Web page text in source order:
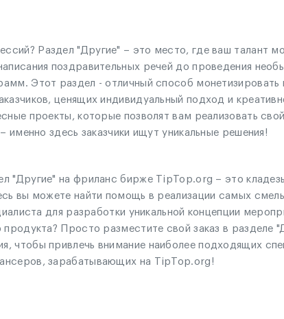
Раздел "Другие" – это место, где ваш талант
поздравительных речей до проведения
Этот раздел - отличный способ монетизировать
ценящих индивидуальный подход и
проекты, которые позволят вам реализовать
здесь заказчики ищут уникальные решения!
"Другие" на фриланс бирже TipTop.org – это
вы можете найти помощь в реализации самых
для разработки уникальной концепции
Просто разместите свой заказ в разделе
чтобы привлечь внимание наиболее подходящих
зарабатывающих на TipTop.org!